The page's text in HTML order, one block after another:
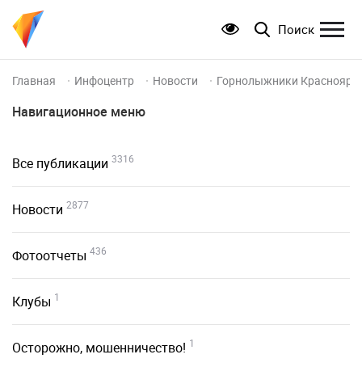
Поиск
Главная Инфоцентр Новости Горнолыжники
Навигационное меню
Все публикации 3316
Новости 2877
Фотоотчеты 436
Клубы 1
Осторожно, мошенничество! 1